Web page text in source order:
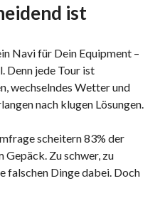
ist
Navi für Dein Equipment –
Denn jede Tour ist
wechselndes Wetter und
nach klugen Lösungen.
scheitern 83% der
Gepäck. Zu schwer, zu
falschen Dinge dabei. Doch